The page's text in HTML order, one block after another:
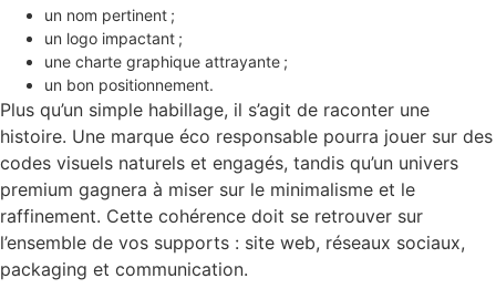
un nom pertinent ;
un logo impactant ;
une charte graphique attrayante ;
un bon positionnement.
Plus qu’un simple habillage, il s’agit de raconter une
histoire. Une marque éco responsable pourra jouer sur des
codes visuels naturels et engagés, tandis qu’un univers
premium gagnera à miser sur le minimalisme et le
raffinement. Cette cohérence doit se retrouver sur
l’ensemble de vos supports : site web, réseaux sociaux,
packaging et communication.